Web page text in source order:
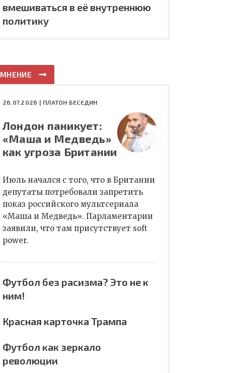
вмешиваться в её внутреннюю
политику
МНЕНИЕ
26.07.2026 | ПЛАТОН БЕСЕДИН
Лондон паникует:
«Маша и Медведь»
как угроза Британии
Июль начался с того, что в Британии
депутаты потребовали запретить
показ российского мультсериала
«Маша и Медведь». Парламентарии
заявили, что там присутствует soft
power.
Футбол без расизма? Это не к
ним!
Красная карточка Трампа
Футбол как зеркало
революции